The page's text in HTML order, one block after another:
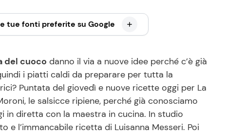
tue fonti preferite su Google
del cuoco danno il via a nuove idee perché c’è già
i piatti caldi da preparare per tutta la
Puntata del giovedì e nuove ricette oggi per La
le salsicce ripiene, perché già conosciamo
in diretta con la maestra in cucina. In studio
e l’immancabile ricetta di Luisanna Messeri. Poi